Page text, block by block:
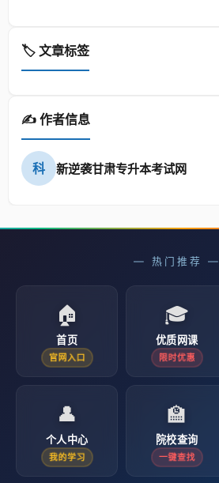
🏷️ 文章标签
✍️ 作者信息
科 新逆袭甘肃专升本考试网
— 热门推荐 —
🏠
首页
官网入口
🎓
优质网课
限时优惠
👤
个人中心
我的学习
🏫
院校查询
一键查找